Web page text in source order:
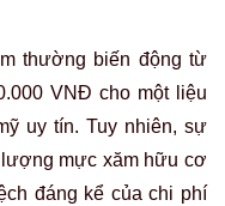
thường biến động từ
VNĐ cho một liệu
uy tín. Tuy nhiên, sự
lượng mực xăm hữu cơ
đáng kể của chi phí